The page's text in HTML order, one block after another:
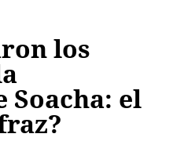
los
Soacha: el